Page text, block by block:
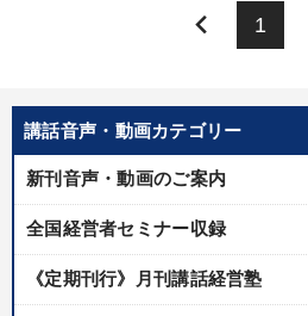
講話音声・動画カテゴリー
新刊音声・動画のご案内
全国経営者セミナー収録
《定期刊行》月刊講話経営塾
keyboard_arrow_left 1